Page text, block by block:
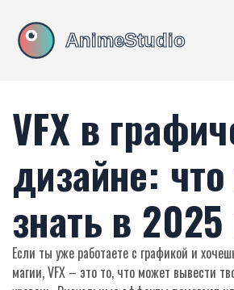
VFX в
дизайне:
знать в
Если ты уже работаете с графикой и
магии, VFX – это то, что может вывести